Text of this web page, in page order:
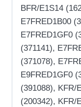
BFR/E1S14
E7FRED1B00
E7FRED1GF0
(371141),
(371078),
E9FRED1GF0
(391088), KFR/
(200342), KFR/